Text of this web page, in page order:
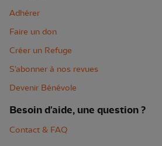
Adhérer
Faire un don
Créer un Refuge
S'abonner à nos revues
Devenir Bénévole
Besoin d'aide, une question ?
Contact & FAQ